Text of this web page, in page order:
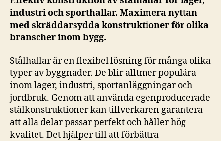
industri och sporthallar. Maximera nyttan
med skräddarsydda konstruktioner för olika
branscher inom bygg.
Stålhallar är en flexibel lösning för många olika
typer av byggnader. De blir alltmer populära
inom lager, industri, sportanläggningar och
jordbruk. Genom att använda egenproducerade
stålkonstruktioner kan tillverkaren garantera
att alla delar passar perfekt och håller hög
kvalitet. Det hjälper till att förbättra